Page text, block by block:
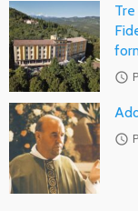
access_time
access_time